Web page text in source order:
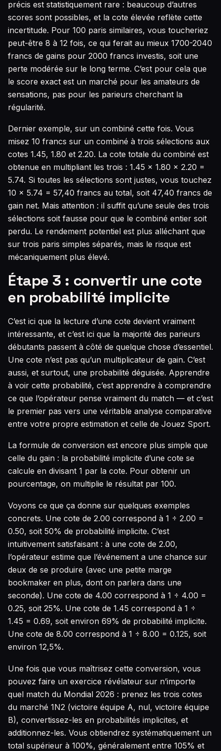
précis est statistiquement rare : beaucoup d’autres
scores sont possibles, et la cote élevée reflète cette
incertitude. Pour 100 paris similaires, vous toucheriez
peut-être 8 à 12 fois, ce qui ferait au mieux 1700-2040
francs de gains pour 2000 francs investis, soit une
perte modérée sur le long terme. C’est pour cela que
le score exact est un marché pour les amateurs de
sensations, pas pour les parieurs cherchant la
régularité.
Dernier exemple, sur un combiné cette fois. Vous
misez 10 francs sur un combiné à trois sélections aux
cotes 1.45, 1.80 et 2.20. La cote totale du combiné est
obtenue en multipliant les trois : 1.45 × 1.80 × 2.20 =
5.74. Si toutes les sélections sont justes, vous touchez
10 × 5.74 = 57,40 francs au total, soit 47,40 francs de
gain net. Mais attention : il suffit qu’une seule des trois
sélections soit fausse pour que le combiné entier soit
perdu. Le rendement potentiel est plus alléchant que
sur trois paris simples séparés, mais le risque est
mécaniquement plus élevé.
Étape 3 : convertir une cote
en probabilité implicite
C’est ici que la lecture d’une cote devient vraiment
intéressante, et c’est ici que la majorité des parieurs
débutants passent à côté de quelque chose d’essentiel.
Une cote n’est pas qu’un multiplicateur de gain. C’est
aussi, et surtout, une probabilité déguisée. Apprendre
à voir cette probabilité, c’est apprendre à comprendre
ce que l’opérateur pense vraiment du match — et c’est
le premier pas vers une véritable analyse comparative
entre votre propre estimation et celle de Jouez Sport.
La formule de conversion est encore plus simple que
celle du gain : la probabilité implicite d’une cote se
calcule en divisant 1 par la cote. Pour obtenir un
pourcentage, on multiplie le résultat par 100.
Voyons ce que ça donne sur quelques exemples
concrets. Une cote de 2.00 correspond à 1 ÷ 2.00 =
0.50, soit 50% de probabilité implicite. C’est
intuitivement satisfaisant : à une cote de 2.00,
l’opérateur estime que l’événement a une chance sur
deux de se produire (avec une petite marge
bookmaker en plus, dont on parlera dans une
seconde). Une cote de 4.00 correspond à 1 ÷ 4.00 =
0.25, soit 25%. Une cote de 1.45 correspond à 1 ÷
1.45 = 0.69, soit environ 69% de probabilité implicite.
Une cote de 8.00 correspond à 1 ÷ 8.00 = 0.125, soit
environ 12,5%.
Une fois que vous maîtrisez cette conversion, vous
pouvez faire un exercice révélateur sur n’importe
quel match du Mondial 2026 : prenez les trois cotes
du marché 1N2 (victoire équipe A, nul, victoire équipe
B), convertissez-les en probabilités implicites, et
additionnez-les. Vous obtiendrez systématiquement un
total supérieur à 100%, généralement entre 105% et